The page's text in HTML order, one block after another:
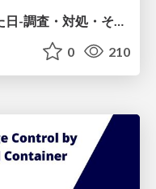
0 210